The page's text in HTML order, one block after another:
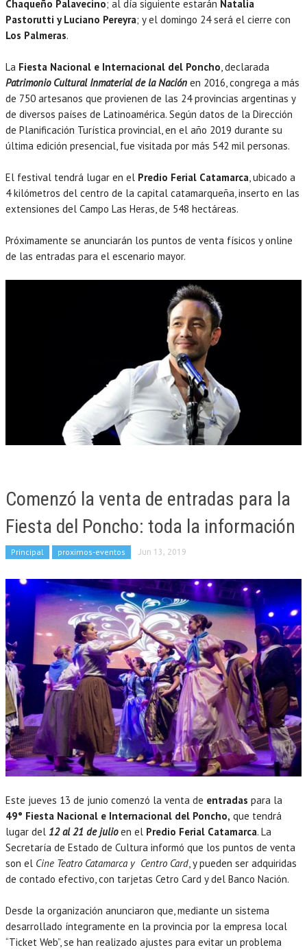
Chaqueño Palavecino; al día siguiente estarán Natalia
Pastorutti y Luciano Pereyra; y el domingo 24 será el cierre con
Los Palmeras.
La Fiesta Nacional e Internacional del Poncho , declarada
Patrimonio Cultural Inmaterial de la Nación en 2016, congrega a más
de 750 artesanos que provienen de las 24 provincias argentinas y
de diversos países de Latinoamérica. Según datos de la Dirección
de Planificación Turística provincial, en el año 2019 durante su
última edición presencial, fue visitada por más 542 mil personas.
El festival tendrá lugar en el Predio Ferial Catamarca , ubicado a
4 kilómetros del centro de la capital catamarqueña, inserto en las
extensiones del Campo Las Heras, de 548 hectáreas.
Próximamente se anunciarán los puntos de venta físicos y online
de las entradas para el escenario mayor.
Comenzó la venta de entradas para la
Fiesta del Poncho: toda la información
Principal proximos-eventos Jun 13, 2019
Este jueves 13 de junio comenzó la venta de entradas para la
49° Fiesta Nacional e Internacional del Poncho, que tendrá
lugar del 12 al 21 de julio en el Predio Ferial Catamarca. La
Secretaría de Estado de Cultura informó que los puntos de venta
son el Cine Teatro Catamarca y Centro Card, y pueden ser adquiridas
de contado efectivo, con tarjetas Cetro Card y del Banco Nación.
Desde la organización anunciaron que, mediante un sistema
desarrollado íntegramente en la provincia por la empresa local
“Ticket Web”, se han realizado ajustes para evitar un problema